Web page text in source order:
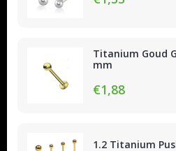
Titanium Goud
mm
€1,88
1.2 Titanium